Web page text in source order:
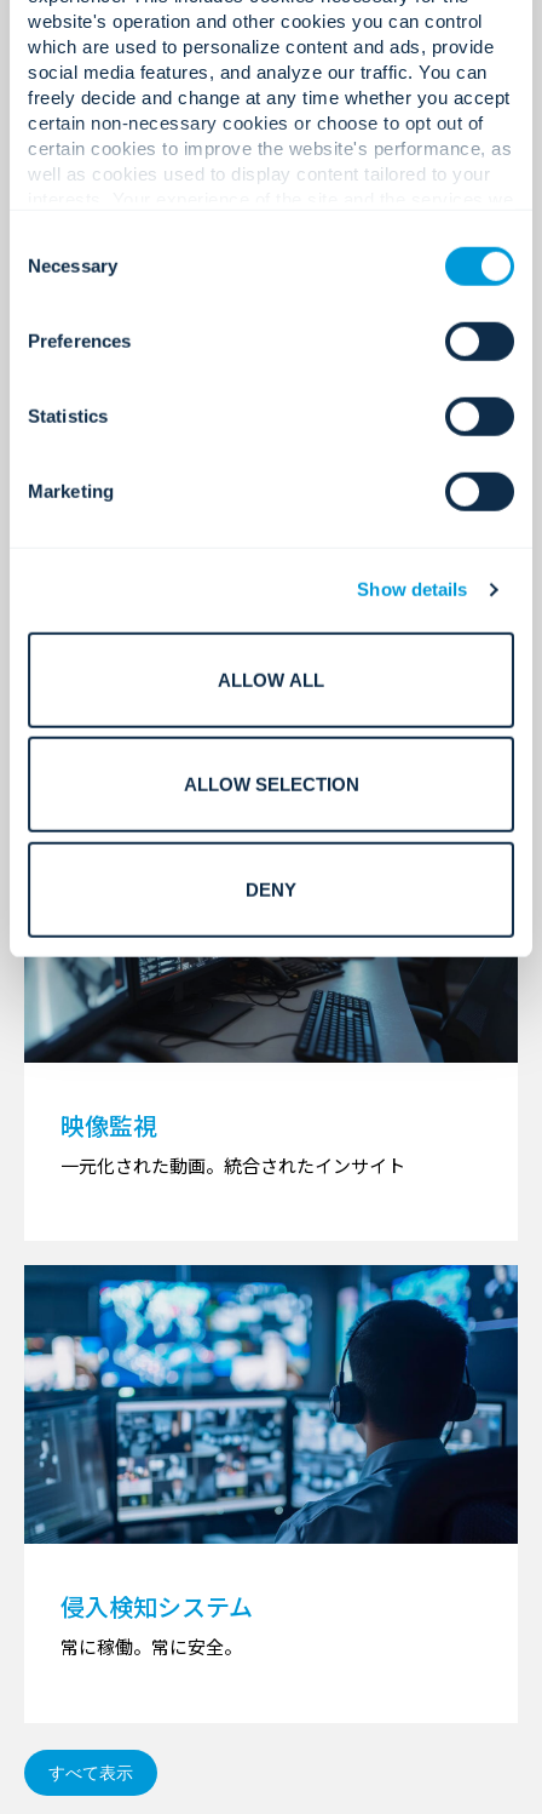
website's operation and other cookies you can control
which are used to personalize content and ads, provide
social media features, and analyze our traffic. You can
freely decide and change at any time whether you accept
certain non-necessary cookies or choose to opt out of
certain cookies to improve the website's performance, as
well as cookies used to display content tailored to your
cookies. Click "Show details" below for more information
about who we share your information with.
Selection
Necessary
Preferences
Statistics
Marketing
Show details
ALLOW ALL
ALLOW SELECTION
DENY
導入・統合
確実な設置、的確な施工
アクセス制御
安全なアクセス。シンプルに。
映像監視
一元化された動画。統合されたインサイト
侵入検知システム
常に稼働。常に安全。
すべて表示